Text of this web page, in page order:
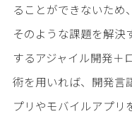
ることができないため
そのような課題を解
するアジャイル開発＋
術を用いれば、開発言
プリやモバイルアプリ